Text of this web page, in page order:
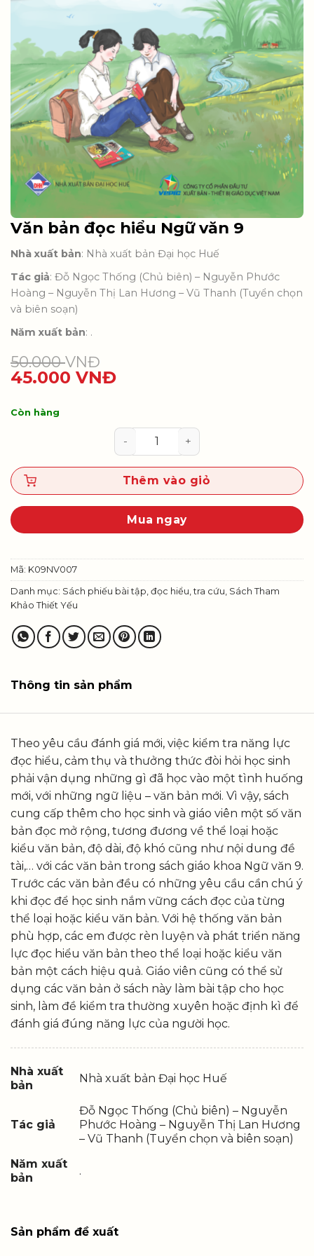
Văn bản đọc hiểu Ngữ văn 9
Nhà xuất bản: Nhà xuất bản Đại học Huế
Tác giả: Đỗ Ngọc Thống (Chủ biên) – Nguyễn Phước
Hoàng – Nguyễn Thị Lan Hương – Vũ Thanh (Tuyển chọn
và biên soạn)
Năm xuất bản: .
50.000VNĐ
45.000 VNĐ
Còn hàng
Văn bản đọc hiểu Ngữ văn 9 số
Thêm vào giỏ
Mua ngay
Mã: K09NV007
Danh mục: Sách phiếu bài tập, đọc hiểu, tra cứu, Sách Tham
Khảo Thiết Yếu
Thông tin sản phẩm
Theo yêu cầu đánh giá mới, việc kiểm tra năng lực
đọc hiểu, cảm thụ và thưởng thức đòi hỏi học sinh
phải vận dụng những gì đã học vào một tình huống
mới, với những ngữ liệu – văn bản mới. Vì vậy, sách
cung cấp thêm cho học sinh và giáo viên một số văn
bản đọc mở rộng, tương đương về thể loại hoặc
kiểu văn bản, độ dài, độ khó cũng như nội dung đề
tài,… với các văn bản trong sách giáo khoa Ngữ văn 9.
Trước các văn bản đều có những yêu cầu cần chú ý
khi đọc để học sinh nắm vững cách đọc của từng
thể loại hoặc kiểu văn bản. Với hệ thống văn bản
phù hợp, các em được rèn luyện và phát triển năng
lực đọc hiểu văn bản theo thể loại hoặc kiểu văn
bản một cách hiệu quả. Giáo viên cũng có thể sử
dụng các văn bản ở sách này làm bài tập cho học
sinh, làm đề kiểm tra thường xuyên hoặc định kì để
đánh giá đúng năng lực của người học.
Nhà xuất
bản
Nhà xuất bản Đại học Huế
Tác giả
Đỗ Ngọc Thống (Chủ biên) – Nguyễn
Phước Hoàng – Nguyễn Thị Lan Hương
– Vũ Thanh (Tuyển chọn và biên soạn)
Năm xuất
bản
.
Sản phẩm đề xuất